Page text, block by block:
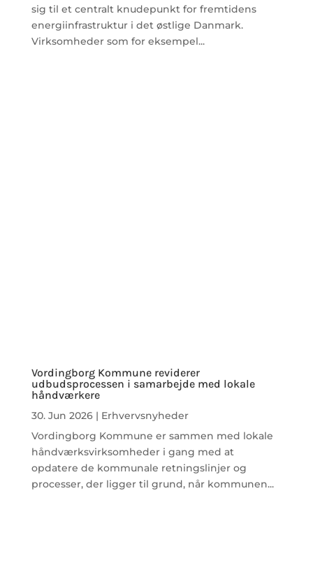
sig til et centralt knudepunkt for fremtidens
energiinfrastruktur i det østlige Danmark.
Virksomheder som for eksempel...
Vordingborg Kommune reviderer
udbudsprocessen i samarbejde med lokale
håndværkere
30. Jun 2026| Erhvervsnyheder
Vordingborg Kommune er sammen med lokale
håndværksvirksomheder i gang med at
opdatere de kommunale retningslinjer og
processer, der ligger til grund, når kommunen...